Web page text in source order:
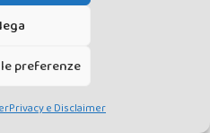
preferenze
Privacy e Disclaimer